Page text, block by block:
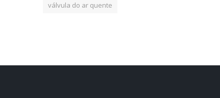
válvula do ar quente